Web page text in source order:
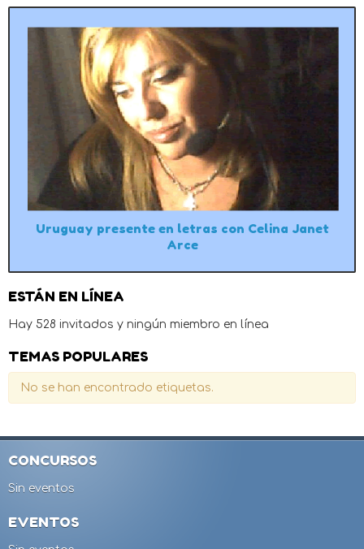
Uruguay presente en letras con Celina Janet
Arce
ESTÁN EN LÍNEA
Hay 528 invitados y ningún miembro en línea
TEMAS POPULARES
No se han encontrado etiquetas.
CONCURSOS
Sin eventos
EVENTOS